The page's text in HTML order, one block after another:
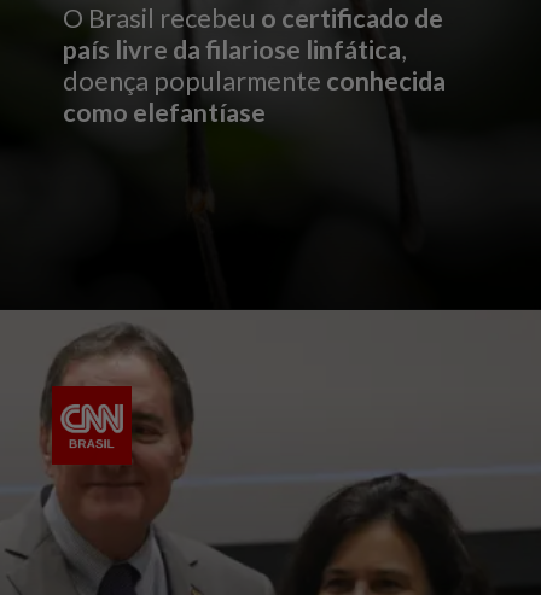
O Brasil recebeu o certificado de
país livre da filariose linfática,
doença popularmente conhecida
como elefantíase